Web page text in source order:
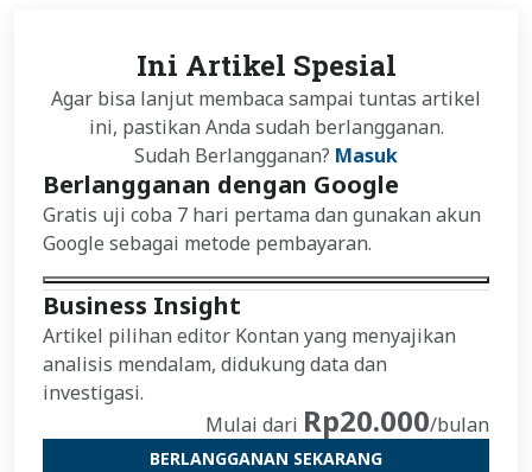
Ini Artikel Spesial
Agar bisa lanjut membaca sampai tuntas artikel
ini, pastikan Anda sudah berlangganan.
Sudah Berlangganan? Masuk
Berlangganan dengan Google
Gratis uji coba 7 hari pertama dan gunakan akun
Google sebagai metode pembayaran.
Business Insight
Artikel pilihan editor Kontan yang menyajikan
analisis mendalam, didukung data dan
investigasi.
Mulai dari Rp20.000/bulan
BERLANGGANAN SEKARANG